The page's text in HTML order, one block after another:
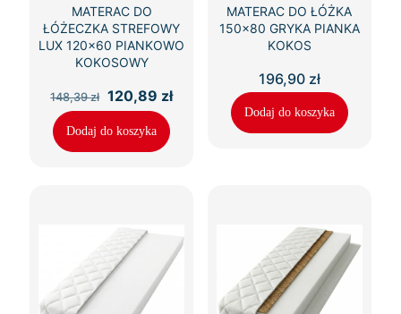
MATERAC DO
ŁÓŻECZKA STREFOWY
LUX 120×60 PIANKOWO
KOKOSOWY
148,39zł Pierwotna
cena
wynosiła:
148,39 zł.
120,89 złAktualna
Dodaj do koszyka
MATERAC DO ŁÓŻKA
150×80 GRYKA PIANKA
KOKOS
196,90 zł
Dodaj do koszyka